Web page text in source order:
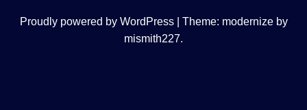
Proudly powered by WordPress
Theme: modernize by
mismith227.